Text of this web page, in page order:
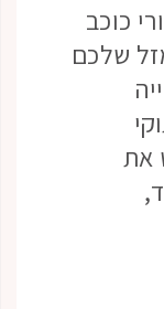
כוכב
שלכם
את